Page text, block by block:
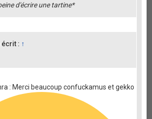
d'écrire une tartine*
écrit : ↑
: Merci beaucoup confuckamus et gekko